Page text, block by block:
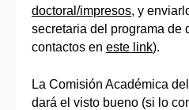
doctoral/impresos, y
secretaria del programa de
contactos en este link).
La Comisión Académica
dará el visto bueno (si lo